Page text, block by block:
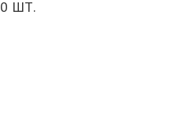
ШТ.